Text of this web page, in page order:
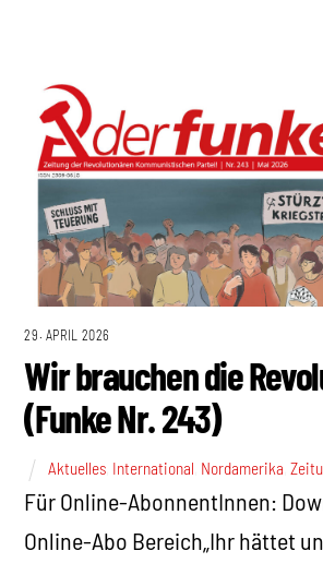
29. APRIL 2026
Wir brauchen die
(Funke Nr. 243)
Aktuelles International Nordamerika ,
Für Online-AbonnentInnen:
Online-Abo Bereich„Ihr hättet